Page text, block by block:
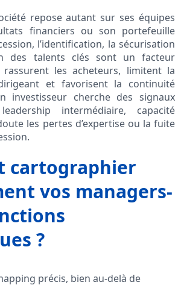
repose autant sur ses équipes
financiers ou son portefeuille
l’identification, la sécurisation
des talents clés sont un facteur
les acheteurs, limitent la
et favorisent la continuité
investisseur cherche des signaux
intermédiaire, capacité
les pertes d’expertise ou la fuite
cartographier
vos managers-
?
précis, bien au-delà de